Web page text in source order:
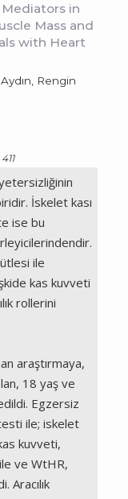
in
Mass and
with Heart
Rengin
İskelet kası
ise bu
ile
kas kuvveti
rollerini
araştırmaya,
18 yaş ve
Egzersiz
ile; iskelet
kuvveti,
ve WtHR,
Aracılık